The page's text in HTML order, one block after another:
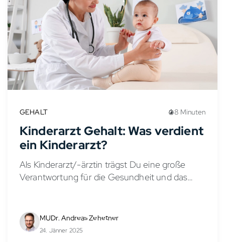
GEHALT 8 Minuten
Kinderarzt Gehalt: Was verdient
ein Kinderarzt?
Als Kinderarzt/-ärztin trägst Du eine große
Verantwortung für die Gesundheit und das
Kinder- und Jugendmedizin aus?...
MUDr. Andreas Zehetner
24. Jänner 2025